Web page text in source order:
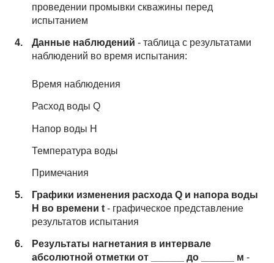
проведении промывки скважины перед
испытанием
Данные наблюдений - таблица с результатами
наблюдений во время испытания:
Время наблюдения
Расход воды Q
Напор воды H
Температура воды
Примечания
Графики изменения расхода Q и напора воды
H во времени t - графическое представление
результатов испытания
Результаты нагнетания в интервале
абсолютной отметки от ______ до ______ м -